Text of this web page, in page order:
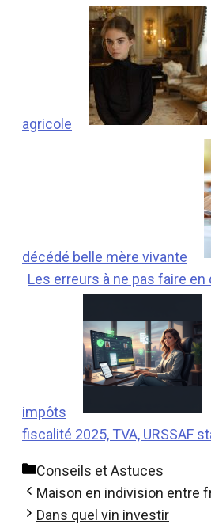
agricole
décédé belle mère vivante
Les erreurs à ne pas faire en
impôts
fiscalité 2025, TVA, URSSAF
Catégories
Conseils et Astuces
Maison en indivision entre
Dans quel vin investir